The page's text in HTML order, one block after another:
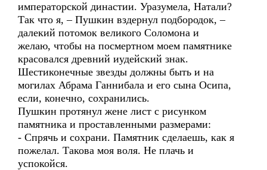
императорской династии. Уразумела, Натали?
Так что я, – Пушкин вздернул подбородок, –
далекий потомок великого Соломона и
желаю, чтобы на посмертном моем памятнике
красовался древний иудейский знак.
Шестиконечные звезды должны быть и на
могилах Абрама Ганнибала и его сына Осипа,
если, конечно, сохранились.
Пушкин протянул жене лист с рисунком
памятника и проставленными размерами:
- Спрячь и сохрани. Памятник сделаешь, как я
пожелал. Такова моя воля. Не плачь и
успокойся.